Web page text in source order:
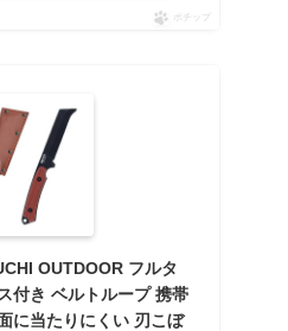
ポチップ
OUTDOOR フルタ
付き ベルトループ 携帯
に当たりにくい 刃こぼ